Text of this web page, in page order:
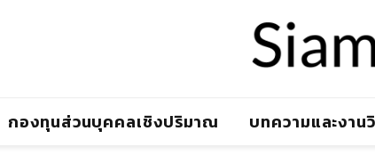
กองทุนส่วนบุคคลเชิงปริมาณ บทความและงาน